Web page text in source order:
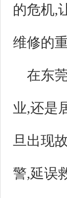
的危机,
维修的
在东
业,还是
旦出现
警,延误